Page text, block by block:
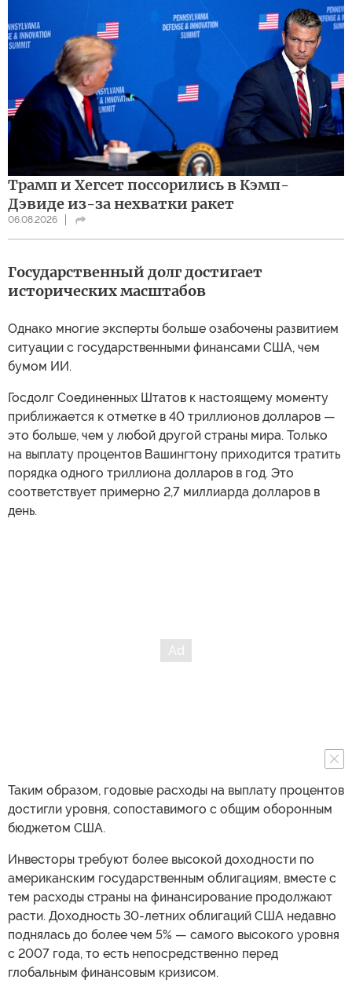
Трамп и Хегсет поссорились в Кэмп-
Дэвиде из-за нехватки ракет
06.08.2026
Государственный долг достигает
исторических масштабов
Однако многие эксперты больше озабочены развитием
ситуации с государственными финансами США, чем
бумом ИИ.
Госдолг Соединенных Штатов к настоящему моменту
приближается к отметке в 40 триллионов долларов —
это больше, чем у любой другой страны мира. Только
на выплату процентов Вашингтону приходится тратить
порядка одного триллиона долларов в год. Это
соответствует примерно 2,7 миллиарда долларов в
день.
Таким образом, годовые расходы на выплату процентов
достигли уровня, сопоставимого с общим оборонным
бюджетом США.
Инвесторы требуют более высокой доходности по
американским государственным облигациям, вместе с
тем расходы страны на финансирование продолжают
расти. Доходность 30-летних облигаций США недавно
поднялась до более чем 5% — самого высокого уровня
с 2007 года, то есть непосредственно перед
глобальным финансовым кризисом.